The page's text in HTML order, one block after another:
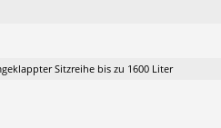
Sitzreihe bis zu 1600 Liter